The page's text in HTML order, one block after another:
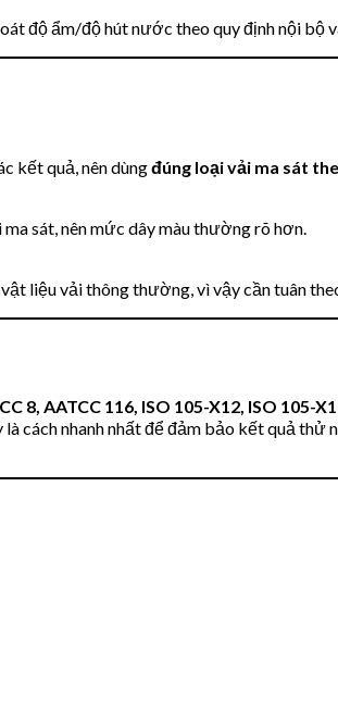
độ ẩm/độ hút nước theo quy định nội bộ
kết quả, nên dùngđúng loại vải ma sát
sát, nên mức dây màu thường rõ hơn.
liệu vải thông thường, vì vậy cần tuân
8, AATCC 116, ISO 105-X12, ISO 105-
cách nhanh nhất để đảm bảo kết quả thử